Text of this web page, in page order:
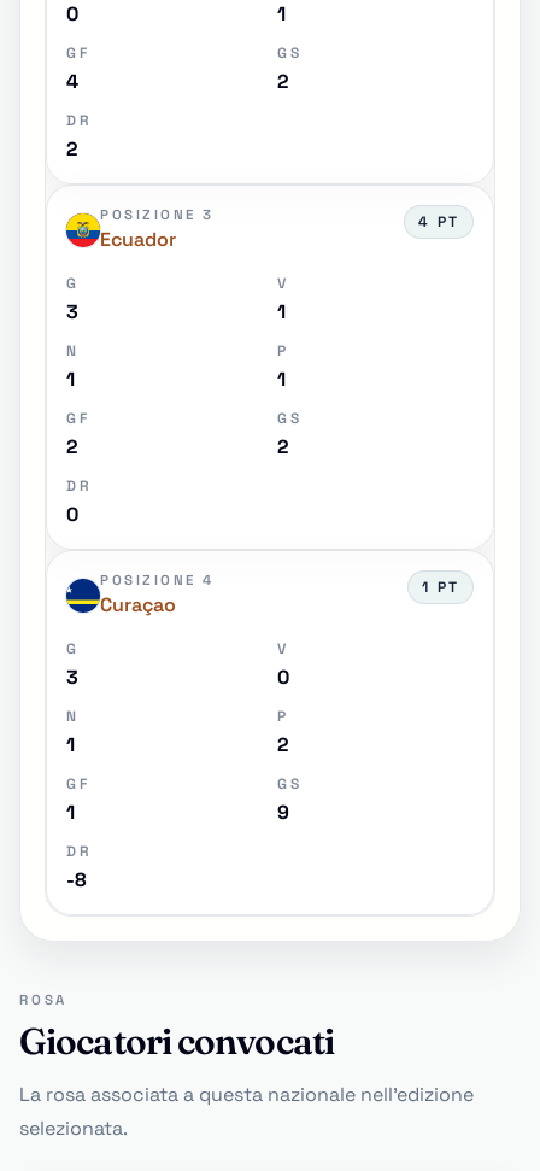
0 1
GF
4
GS
2
DR
2
POSIZIONE 3
Ecuador
4 PT
G
3
V
1
N
1
P
1
GF
2
GS
2
DR
0
POSIZIONE 4
Curaçao
1 PT
G
3
V
0
N
1
P
2
GF
1
GS
9
DR
-8
ROSA
Giocatori convocati
La rosa associata a questa nazionale nell'edizione
selezionata.